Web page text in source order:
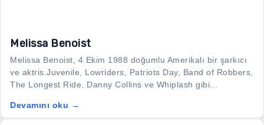
Melissa Benoist
Melissa Benoist, 4 Ekim 1988 doğumlu Amerikalı bir şarkıcı
ve aktris.Juvenile, Lowriders, Patriots Day, Band of Robbers,
The Longest Ride, Danny Collins ve Whiplash gibi...
Devamını oku →